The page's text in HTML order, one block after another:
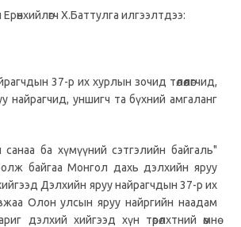
Х.Баттулга илгээлтдээ:
37-р их хурлын зочид төлөөлөгчид,
найрагчид, уншигч та бүхний амгаланг
ба хүмүүний сэтгэлийн байгаль"
байгаа Монгол дахь дэлхийн яруу
Дэлхийн яруу найрагчдын 37-р их
Олон улсын яруу найргийн наадам
дэлхий хийгээд хүн төрөлхтний өмнө